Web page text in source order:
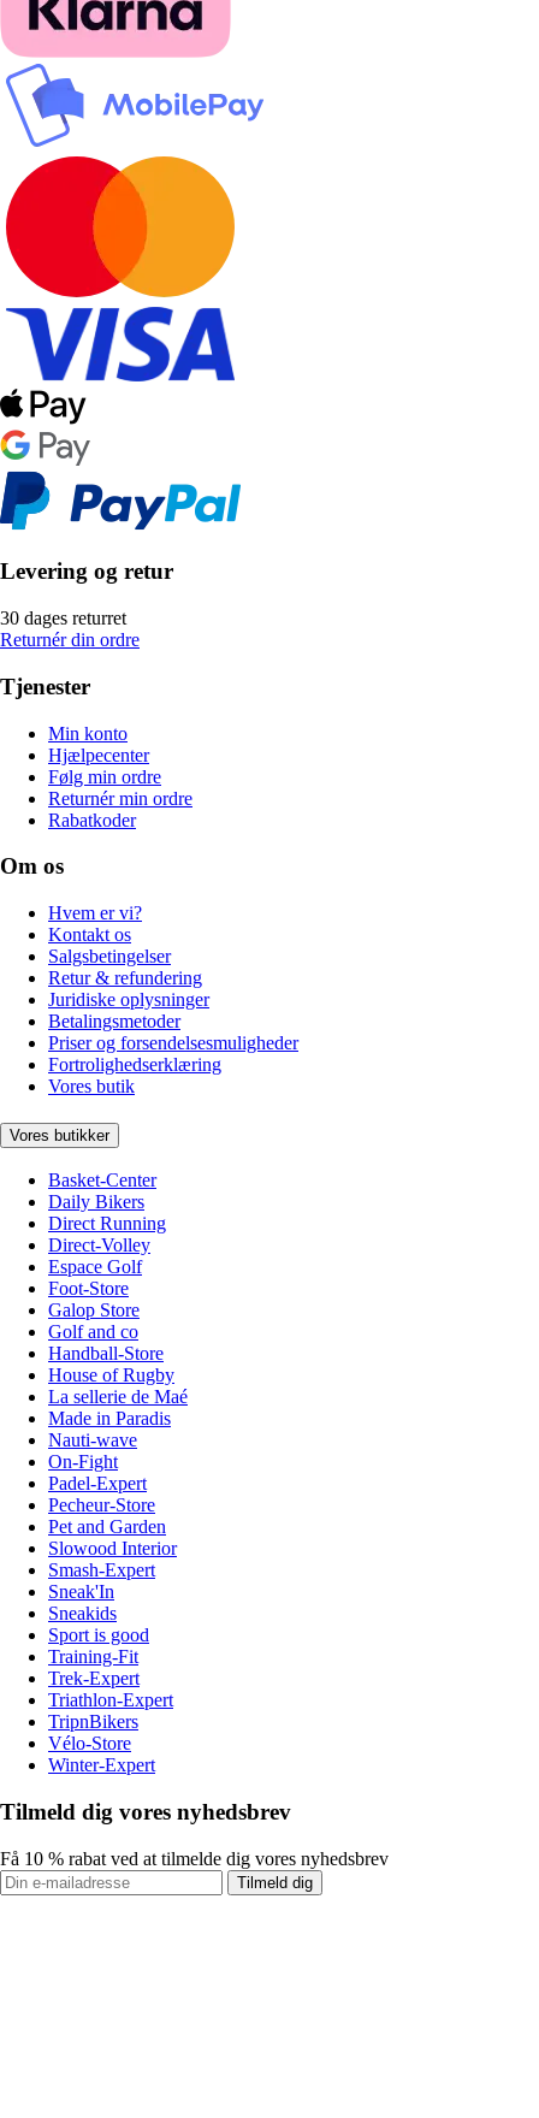
Levering og retur
30 dages returret
Returnér din ordre
Tjenester
Min konto
Hjælpecenter
Følg min ordre
Returnér min ordre
Rabatkoder
Om os
Hvem er vi?
Kontakt os
Salgsbetingelser
Retur & refundering
Juridiske oplysninger
Betalingsmetoder
Priser og forsendelsesmuligheder
Fortrolighedserklæring
Vores butik
Vores butikker
Basket-Center
Daily Bikers
Direct Running
Direct-Volley
Espace Golf
Foot-Store
Galop Store
Golf and co
Handball-Store
House of Rugby
La sellerie de Maé
Made in Paradis
Nauti-wave
On-Fight
Padel-Expert
Pecheur-Store
Pet and Garden
Slowood Interior
Smash-Expert
Sneak'In
Sneakids
Sport is good
Training-Fit
Trek-Expert
Triathlon-Expert
TripnBikers
Vélo-Store
Winter-Expert
Tilmeld dig vores nyhedsbrev
Få 10 % rabat ved at tilmelde dig vores nyhedsbrev
Tilmeld dig